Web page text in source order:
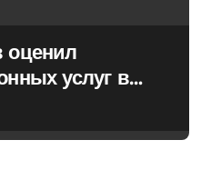
оценил
услуг в